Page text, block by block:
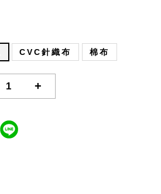
CVC針織布 棉布
+